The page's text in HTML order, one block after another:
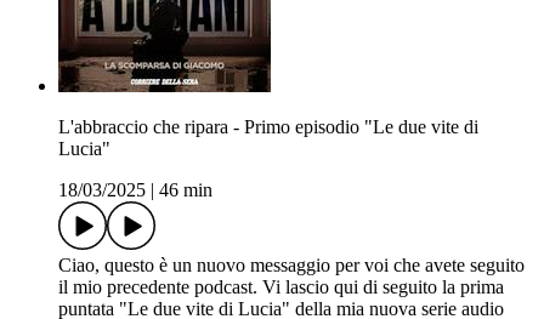
L'abbraccio che ripara - Primo episodio "Le due vite di
Lucia"
18/03/2025
46 min
Ciao, questo è un nuovo messaggio per voi che avete seguito
il mio precedente podcast. Vi lascio qui di seguito la prima
puntata "Le due vite di Lucia" della mia nuova serie audio